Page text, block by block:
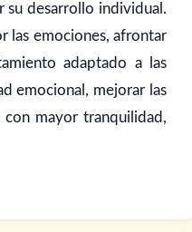
su desarrollo individual.
las emociones, afrontar
adaptado a las
emocional, mejorar las
mayor tranquilidad,